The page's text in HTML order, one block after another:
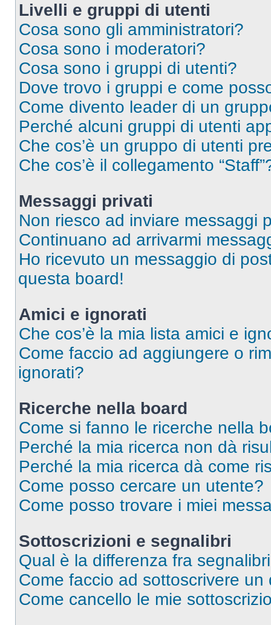
Livelli e gruppi di utenti
Cosa sono gli amministratori?
Cosa sono i moderatori?
Cosa sono i gruppi di utenti?
Dove trovo i gruppi e come
Come divento leader di un
Perché alcuni gruppi di utenti
Che cos’è un gruppo di utenti
Che cos’è il collegamento
Messaggi privati
Non riesco ad inviare messaggi
Continuano ad arrivarmi
Ho ricevuto un messaggio di
questa board!
Amici e ignorati
Che cos’è la mia lista amici e
Come faccio ad aggiungere o
ignorati?
Ricerche nella board
Come si fanno le ricerche nella
Perché la mia ricerca non dà
Perché la mia ricerca dà come
Come posso cercare un utente?
Come posso trovare i miei
Sottoscrizioni e segnalibri
Qual è la differenza fra
Come faccio ad sottoscrivere
Come cancello le mie